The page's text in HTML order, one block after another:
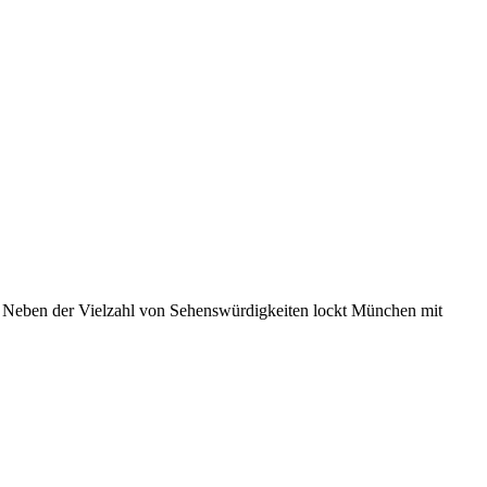
der Vielzahl von Sehenswürdigkeiten lockt München mit